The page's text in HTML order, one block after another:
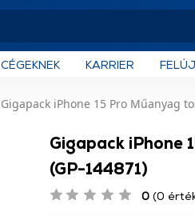
CÉGEKNEK KARRIER
Gigapack iPhone 15 Pro Műanyag
Gigapack iPhone
(GP-144871)
0 (0